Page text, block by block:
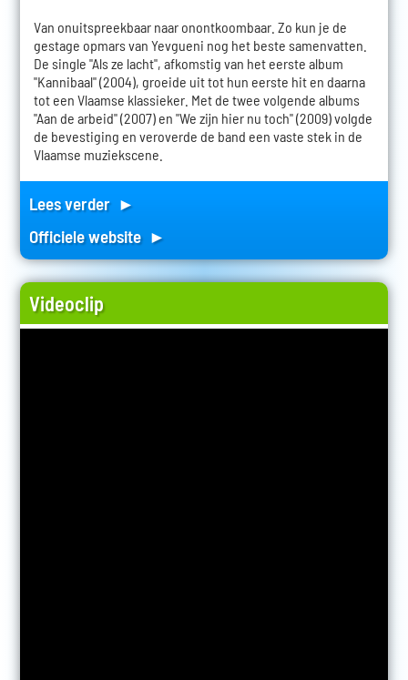
Van onuitspreekbaar naar onontkoombaar. Zo kun je de
gestage opmars van Yevgueni nog het beste samenvatten.
De single "Als ze lacht", afkomstig van het eerste album
"Kannibaal" (2004), groeide uit tot hun eerste hit en daarna
tot een Vlaamse klassieker. Met de twee volgende albums
"Aan de arbeid" (2007) en "We zijn hier nu toch" (2009) volgde
de bevestiging en veroverde de band een vaste stek in de
Vlaamse muziekscene.
Lees verder ►
Officiele website ►
Videoclip